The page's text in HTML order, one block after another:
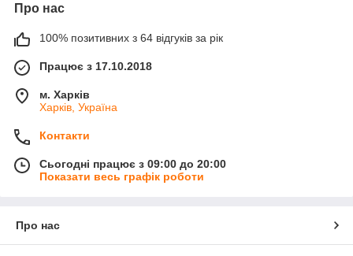
Про нас
100% позитивних з 64 відгуків за рік
Працює з 17.10.2018
м. Харків
Харків, Україна
Контакти
Сьогодні працює з 09:00 до 20:00
Показати весь графік роботи
Про нас